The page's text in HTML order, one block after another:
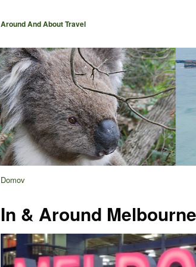
Around And About Travel
Domov
In & Around Melbourne